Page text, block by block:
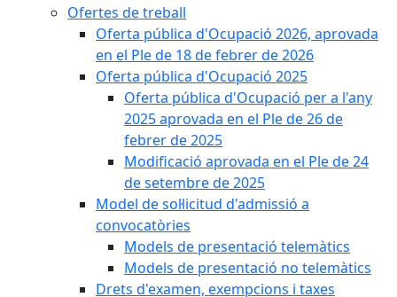
Ofertes de treball
Oferta pública d'Ocupació 2026, aprovada
en el Ple de 18 de febrer de 2026
Oferta pública d'Ocupació 2025
Oferta pública d'Ocupació per a l'any
2025 aprovada en el Ple de 26 de
febrer de 2025
Modificació aprovada en el Ple de 24
de setembre de 2025
Model de sol·licitud d'admissió a
convocatòries
Models de presentació telemàtics
Models de presentació no telemàtics
Drets d'examen, exempcions i taxes